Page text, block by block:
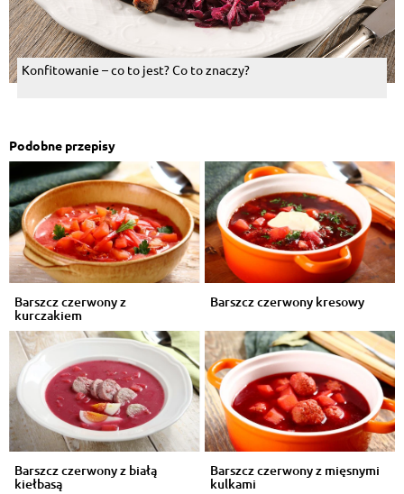
Konfitowanie – co to jest? Co to znaczy?
Podobne przepisy
Barszcz czerwony z
kurczakiem
Barszcz czerwony kresowy
Barszcz czerwony z białą
kiełbasą
Barszcz czerwony z mięsnymi
kulkami